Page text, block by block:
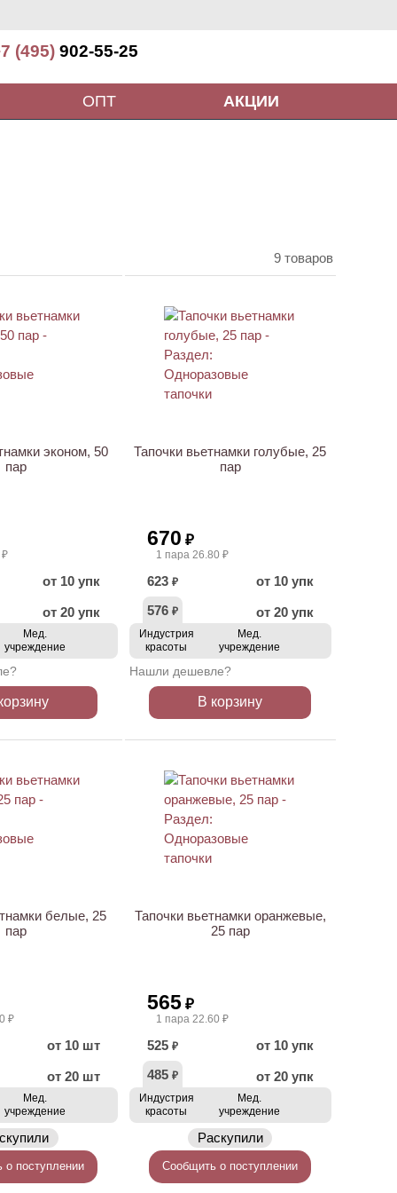
(495) 902-55-25
ОПТ АКЦИИ
9 товаров
эконом, 50
пар
₽
от 10 упк
от 20 упк
Мед.
учреждение
Тапочки вьетнамки голубые, 25
пар
670 ₽
1 пара 26.80 ₽
623 ₽
от 10 упк
576 ₽ от 20 упк
Индустрия
красоты
Мед.
учреждение
Нашли дешевле?
В корзину
белые, 25
пар
₽
от 10 шт
от 20 шт
Мед.
учреждение
о поступлении
Тапочки вьетнамки оранжевые,
25 пар
565 ₽
1 пара 22.60 ₽
525 ₽
от 10 упк
485 ₽ от 20 упк
Индустрия
красоты
Мед.
учреждение
Раскупили
Сообщить о поступлении